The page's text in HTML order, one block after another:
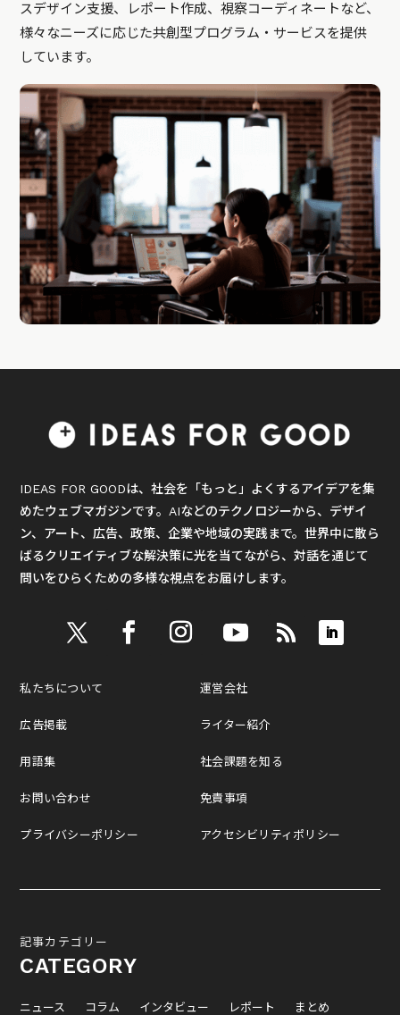
スデザイン支援、レポート作成、視察コーディネートなど、
様々なニーズに応じた共創型プログラム・サービスを提供
しています。
IDEAS FOR GOODは、社会を「もっと」よくするアイデアを集
めたウェブマガジンです。AIなどのテクノロジーから、デザイ
ン、アート、広告、政策、企業や地域の実践まで。世界中に散ら
ばるクリエイティブな解決策に光を当てながら、対話を通じて
問いをひらくための多様な視点をお届けします。
私たちについて
広告掲載
用語集
お問い合わせ
プライバシーポリシー
運営会社
ライター紹介
社会課題を知る
免責事項
アクセシビリティポリシー
記事カテゴリー
CATEGORY
ニュース コラム インタビュー レポート
まとめ